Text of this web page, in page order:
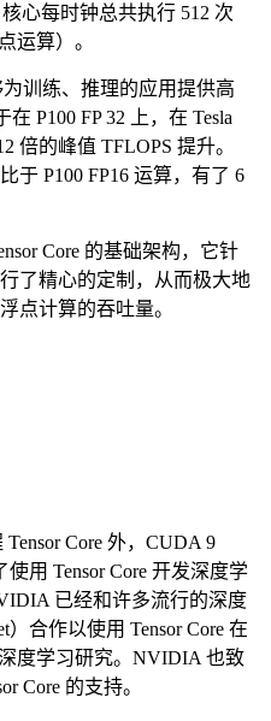
心每时钟总共执行 512 次
运算）。
为训练、推理的应用提供高
P100 FP 32 上，在 Tesla
倍的峰值 TFLOPS 提升。
于 P100 FP16 运算，有了 6
Core 的基础架构，它针
了精心的定制，从而极大地
点计算的吞吐量。
Core 外，CUDA 9
用 Tensor Core 开发深度学
已经和许多流行的深度
合作以使用 Tensor Core 在
度学习研究。NVIDIA 也致
Core 的支持。